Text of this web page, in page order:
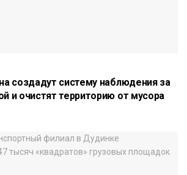
создадут систему наблюдения за
и очистят территорию от мусора